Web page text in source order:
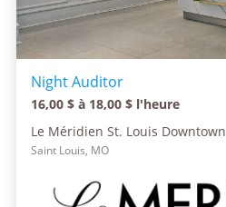
Night Auditor
16,00 $ à 18,00 $ l'heure
Le Méridien St. Louis Downtown
Saint Louis, MO